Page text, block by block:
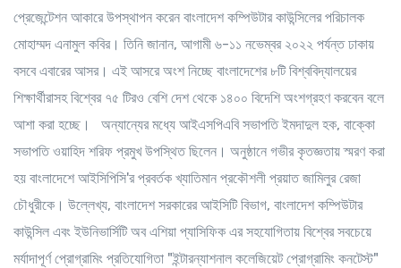
প্রেজেন্টেশন আকারে উপস্থাপন করেন বাংলাদেশ কম্পিউটার কাউন্সিলের পরিচালক
মোহাম্মদ এনামুল কবির। তিনি জানান, আগামী ৬-১১ নভেম্বর ২০২২ পর্যন্ত ঢাকায়
বসবে এবারের আসর। এই আসরে অংশ নিচ্ছে বাংলাদেশের ৮টি বিশ্ববিদ্যালয়ের
শিক্ষার্থীরাসহ বিশ্বের ৭৫ টিরও বেশি দেশ থেকে ১৪০০ বিদেশি অংশগ্রহণ করবেন বলে
আশা করা হচ্ছে। অন্যান্যের মধ্যে আইএসপিএবি সভাপতি ইমদাদুল হক, বাক্কো
সভাপতি ওয়াহিদ শরিফ প্রমুখ উপস্থিত ছিলেন। অনুষ্ঠানে গভীর কৃতজ্ঞতায় স্মরণ করা
হয় বাংলাদেশে আইসিপিসি'র প্রবর্তক খ্যাতিমান প্রকৌশলী প্রয়াত জামিলুর রেজা
চৌধুরীকে। উল্লেখ্য, বাংলাদেশ সরকারের আইসিটি বিভাগ, বাংলাদেশ কম্পিউটার
কাউন্সিল এবং ইউনিভার্সিটি অব এশিয়া প্যাসিফিক এর সহযোগিতায় বিশ্বের সবচেয়ে
মর্যাদাপূর্ণ প্রোগ্রামিং প্রতিযোগিতা "ইন্টারন্যাশনাল কলেজিয়েট প্রোগ্রামিং কনটেস্ট"